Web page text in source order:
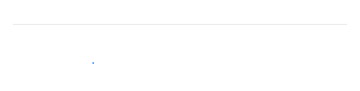
새로운 고객층 공략하기